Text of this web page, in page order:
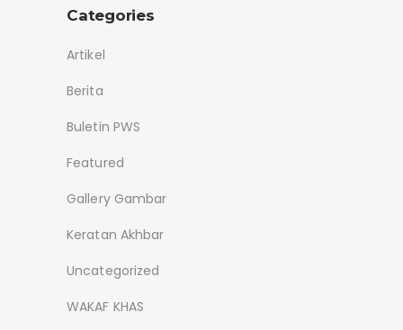
Categories
Artikel
Berita
Buletin PWS
Featured
Gallery Gambar
Keratan Akhbar
Uncategorized
WAKAF KHAS